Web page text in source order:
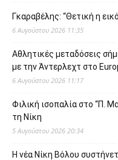
Γκαραβέλης: “Θετική η
6 Αυγούστου 2026 11:35
Αθλητικές μεταδόσεις
με την Άντερλεχτ στο
6 Αυγούστου 2026 11:17
Φιλική ισοπαλία στο “Π.
τη Νίκη
5 Αυγούστου 2026 20:34
Η νέα Νίκη Βόλου